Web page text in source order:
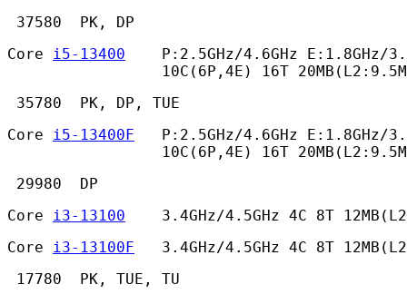
37580  PK, DP
Core i5-13400
P:2.5GHz/4.6GHz E:1.8GHz/
10C(6P,4E) 16T
35780  PK, DP, TUE
Core i5-13400F
P:2.5GHz/4.6GHz E:1.8GHz/
10C(6P,4E) 16T
29980  DP
Core i3-13100
3.4GHz/4.5GHz 4C 8T
Core i3-13100F
3.4GHz/4.5GHz 4C 8T
17780  PK, TUE, TU